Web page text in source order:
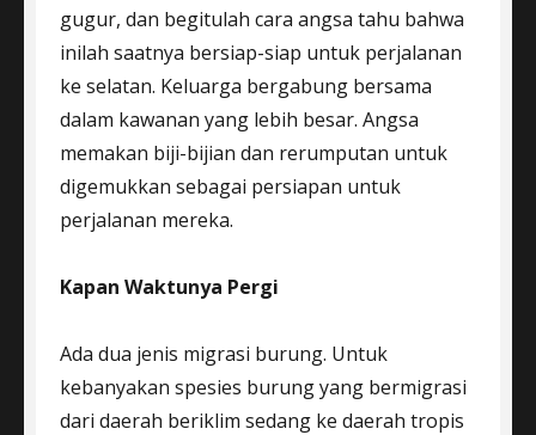
gugur, dan begitulah cara angsa tahu bahwa
inilah saatnya bersiap-siap untuk perjalanan
ke selatan. Keluarga bergabung bersama
dalam kawanan yang lebih besar. Angsa
memakan biji-bijian dan rerumputan untuk
digemukkan sebagai persiapan untuk
perjalanan mereka.
Kapan Waktunya Pergi
Ada dua jenis migrasi burung. Untuk
kebanyakan spesies burung yang bermigrasi
dari daerah beriklim sedang ke daerah tropis